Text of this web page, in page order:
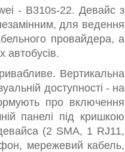
- B310s-22. Девайс з
для ведення
провайдера, а
автобусів.
Вертикальна
доступності - на
про включення
панелі під кришкою
(2 SMA, 1 RJ11,
мережевий кабель,